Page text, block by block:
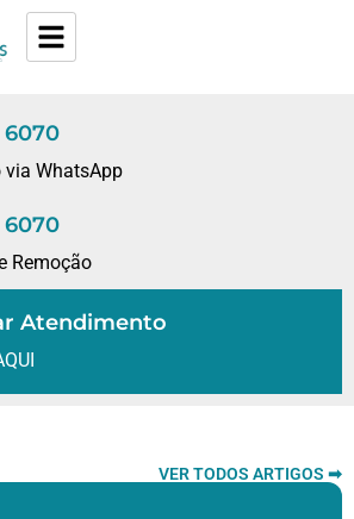
WhatsApp
Remoção
Atendimento
VER TODOS ARTIGOS ➡